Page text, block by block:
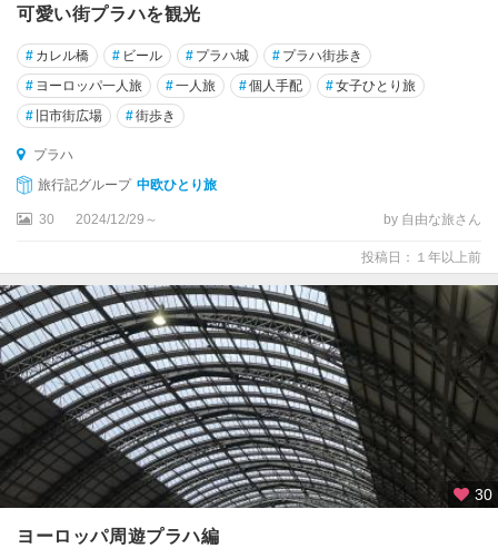
可愛い街プラハを観光
# カレル橋 # ビール # プラハ城 # プラハ街歩き
# ヨーロッパ一人旅 #一人旅 #個人手配 #女子ひとり旅
# 旧市街広場 #街歩き
プラハ
旅行記グループ 中欧ひとり旅
30 2024/12/29～ by 自由な旅さん
投稿日：１年以上前
30
ヨーロッパ周遊プラハ編